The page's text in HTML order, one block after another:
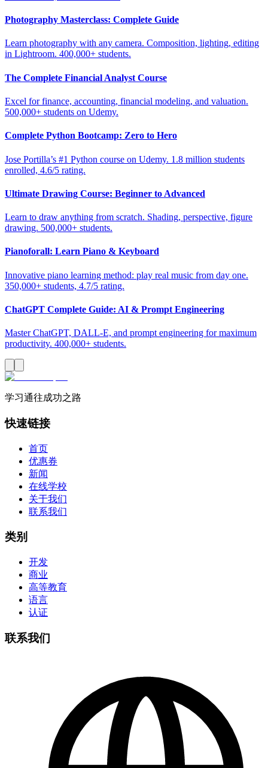
Photography Masterclass: Complete Guide
Learn photography with any camera. Composition, lighting, editing
in Lightroom. 400,000+ students.
The Complete Financial Analyst Course
Excel for finance, accounting, financial modeling, and valuation.
500,000+ students on Udemy.
Complete Python Bootcamp: Zero to Hero
Jose Portilla’s #1 Python course on Udemy. 1.8 million students
enrolled, 4.6/5 rating.
Ultimate Drawing Course: Beginner to Advanced
Learn to draw anything from scratch. Shading, perspective, figure
drawing. 500,000+ students.
Pianoforall: Learn Piano & Keyboard
Innovative piano learning method: play real music from day one.
350,000+ students, 4.7/5 rating.
ChatGPT Complete Guide: AI & Prompt Engineering
Master ChatGPT, DALL-E, and prompt engineering for maximum
productivity. 400,000+ students.
学习通往成功之路
快速链接
首页
优惠券
新闻
在线学校
关于我们
联系我们
类别
开发
商业
高等教育
语言
认证
联系我们